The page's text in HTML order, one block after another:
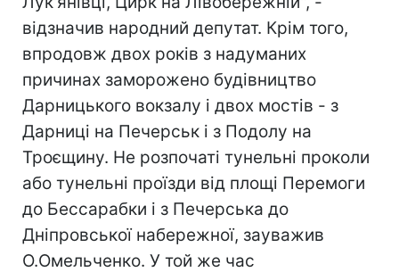
відзначив народний депутат. Крім того,
впродовж двох років з надуманих
причинах заморожено будівництво
Дарницького вокзалу і двох мостів - з
Дарниці на Печерськ і з Подолу на
Троєщину. Не розпочаті тунельні проколи
або тунельні проїзди від площі Перемоги
до Бессарабки і з Печерська до
Дніпровської набережної, зауважив
О.Омельченко. У той же час